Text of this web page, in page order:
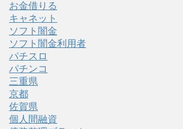
お金借りる
キャネット
ソフト闇金
ソフト闇金利用者
パチスロ
パチンコ
三重県
京都
佐賀県
個人間融資